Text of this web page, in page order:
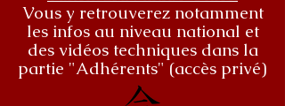
Vous y retrouverez notamment
les infos au niveau national et
des vidéos techniques dans la
partie "Adhérents" (accès privé)